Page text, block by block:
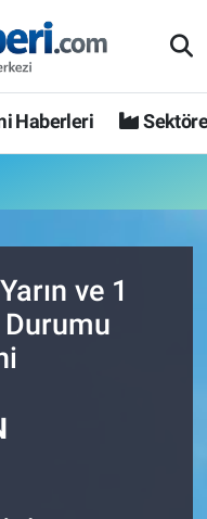
Haberleri
ve 1